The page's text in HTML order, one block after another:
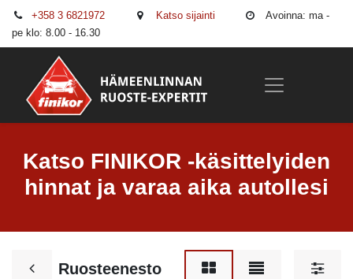
+358 3 6821972 Katso sijainti
Avoinna: ma -
pe klo: 8.00 - 16.30
Katso FINIKOR -käsittelyiden
hinnat ja varaa aika autollesi
Ruosteenesto